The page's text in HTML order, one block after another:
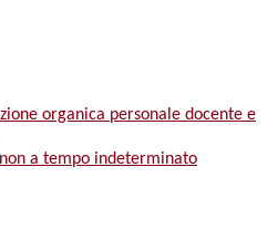
organica personale docente e
a tempo indeterminato